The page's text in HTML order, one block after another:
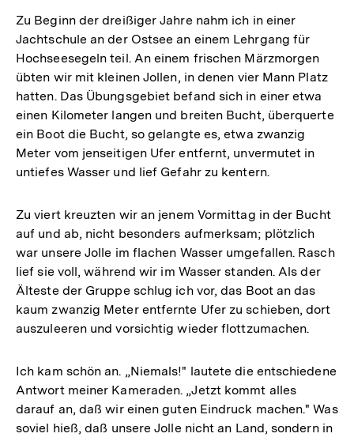
Zu Beginn der dreißiger Jahre nahm ich in einer
Jachtschule an der Ostsee an einem Lehrgang für
Hochseesegeln teil. An einem frischen Märzmorgen
übten wir mit kleinen Jollen, in denen vier Mann Platz
hatten. Das Übungsgebiet befand sich in einer etwa
einen Kilometer langen und breiten Bucht, überquerte
ein Boot die Bucht, so gelangte es, etwa zwanzig
Meter vom jenseitigen Ufer entfernt, unvermutet in
untiefes Wasser und lief Gefahr zu kentern.
Zu viert kreuzten wir an jenem Vormittag in der Bucht
auf und ab, nicht besonders aufmerksam; plötzlich
war unsere Jolle im flachen Wasser umgefallen. Rasch
lief sie voll, während wir im Wasser standen. Als der
Älteste der Gruppe schlug ich vor, das Boot an das
kaum zwanzig Meter entfernte Ufer zu schieben, dort
auszuleeren und vorsichtig wieder flottzumachen.
Ich kam schön an. „Niemals!" lautete die entschiedene
Antwort meiner Kameraden. „Jetzt kommt alles
darauf an, daß wir einen guten Eindruck machen." Was
soviel hieß, daß unsere Jolle nicht an Land, sondern in